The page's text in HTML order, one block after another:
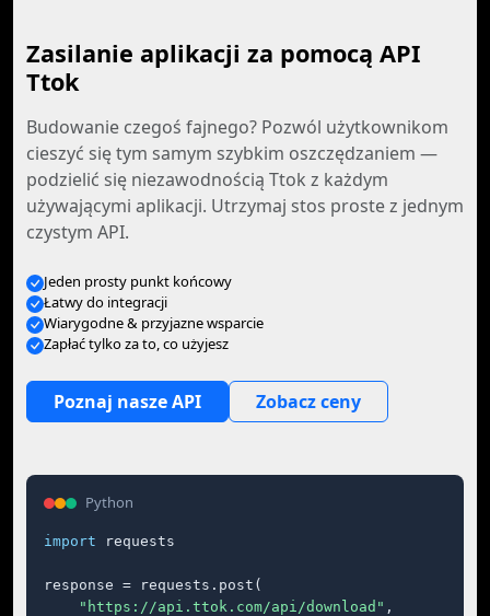
Zasilanie aplikacji za pomocą API
Ttok
Budowanie czegoś fajnego? Pozwól użytkownikom
cieszyć się tym samym szybkim oszczędzaniem —
podzielić się niezawodnością Ttok z każdym
używającymi aplikacji. Utrzymaj stos proste z jednym
czystym API.
Jeden prosty punkt końcowy
Łatwy do integracji
Wiarygodne & przyjazne wsparcie
Zapłać tylko za to, co użyjesz
Poznaj nasze API Zobacz ceny
Python
import requests
response = requests.post(
"https://api.ttok.com/api/download" ,